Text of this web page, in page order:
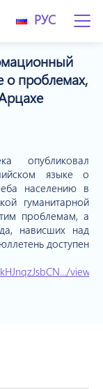
РУС
о проблемах,
опубликовал
языке о
населению в
гуманитарной
проблемам, а
нависших над
доступен
view...